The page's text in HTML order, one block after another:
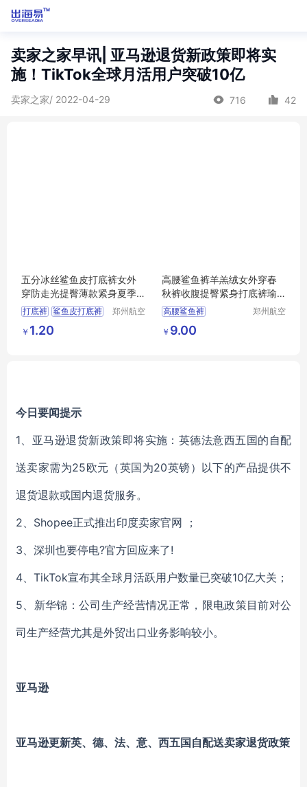
卖家之家早讯| 亚马逊退货新政策即将实
施！TikTok全球月活用户突破10亿
卖家之家/ 2022-04-29 716 42
五分冰丝鲨鱼皮打底裤女外
穿防走光提臀薄款紧身夏季
健美瑜伽短裤
打底裤 鲨鱼皮打底裤
短裤
瑜伽短裤
郑州航空
￥ 1.20
高腰鲨鱼裤羊羔绒女外穿春
秋裤收腹提臀紧身打底裤瑜
伽芭比裤代发
高腰鲨鱼裤
羊羔绒女外穿春秋裤
收腹提臀紧身打底裤
郑州航空
￥ 9.00
今日要闻提示
1、亚马逊退货新政策即将实施：英德法意西五国的自配
送卖家需为25欧元（英国为20英镑）以下的产品提供不
退货退款或国内退货服务。
2、 Shopee正式推出印度卖家官网
；
3、 深圳也要停电?官方回应来了!
4、TikTok宣布其全球月活跃用户数量已突破10亿大关 ；
5、 新华锦：公司生产经营情况正常，限电政策目前对公
司生产经营尤其是外贸出口业务影响较小。
亚马逊
亚马逊更新英、德、法、意、西五国自配送卖家退货政策